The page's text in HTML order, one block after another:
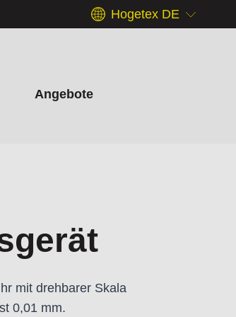
Hogetex DE
Angebote
mit drehbarer Skala
0,01 mm.